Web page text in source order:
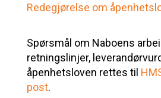
Redegjørelse om
Spørsmål om Naboens
retningslinjer,
åpenhetsloven rettes til
post.